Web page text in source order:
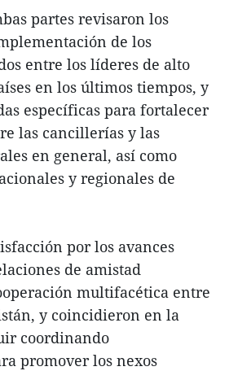
partes revisaron los
de los
entre los líderes de alto
en los últimos tiempos, y
específicas para fortalecer
las cancillerías y las
en general, así como
y regionales de
por los avances
de amistad
multifacética entre
y coincidieron en la
coordinando
promover los nexos